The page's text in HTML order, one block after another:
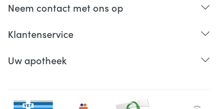
Neem contact met ons op
Klantenservice
Uw apotheek